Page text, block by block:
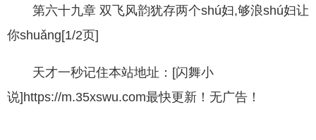
第六十九章 双飞风韵犹存两个shú妇,够浪shú妇让
你shuǎng[1/2页]
天才一秒记住本站地址：[闪舞小
说]https://m.35xswu.com最快更新！无广告！